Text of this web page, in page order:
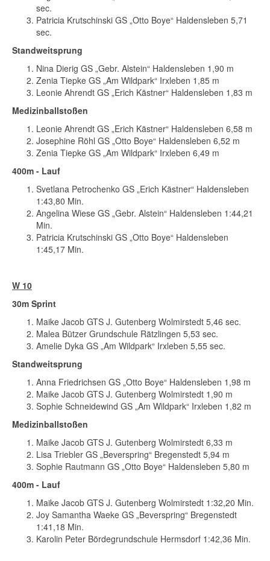
sec.
Patricia Krutschinski GS „Otto Boye“ Haldensleben 5,71
sec.
Standweitsprung
Nina Dierig GS „Gebr. Alstein“ Haldensleben 1,90 m
Zenia Tiepke GS „Am Wildpark“ Irxleben 1,85 m
Leonie Ahrendt GS „Erich Kästner“ Haldensleben 1,83 m
Medizinballstoßen
Leonie Ahrendt GS „Erich Kästner“ Haldensleben 6,58 m
Josephine Röhl GS „Otto Boye“ Haldensleben 6,52 m
Zenia Tiepke GS „Am Wildpark“ Irxleben 6,49 m
400m - Lauf
Svetlana Petrochenko GS „Erich Kästner“ Haldensleben
1:43,80 Min.
Angelina Wiese GS „Gebr. Alstein“ Haldensleben 1:44,21
Min.
Patricia Krutschinski GS „Otto Boye“ Haldensleben
1:45,17 Min.
W 10
30m Sprint
Maike Jacob GTS J. Gutenberg Wolmirstedt 5,46 sec.
Malea Bützer Grundschule Rätzlingen 5,53 sec.
Amelie Dyka GS „Am Wildpark“ Irxleben 5,55 sec.
Standweitsprung
Anna Friedrichsen GS „Otto Boye“ Haldensleben 1,98 m
Maike Jacob GTS J. Gutenberg Wolmirstedt 1,90 m
Sophie Schneidewind GS „Am Wildpark“ Irxleben 1,82 m
Medizinballstoßen
Maike Jacob GTS J. Gutenberg Wolmirstedt 6,33 m
Lisa Triebler GS „Beverspring“ Bregenstedt 5,94 m
Sophie Rautmann GS „Otto Boye“ Haldensleben 5,80 m
400m - Lauf
Maike Jacob GTS J. Gutenberg Wolmirstedt 1:32,20 Min.
Joy Samantha Waeke GS „Beverspring“ Bregenstedt
1:41,18 Min.
Karolin Peter Bördegrundschule Hermsdorf 1:42,36 Min.